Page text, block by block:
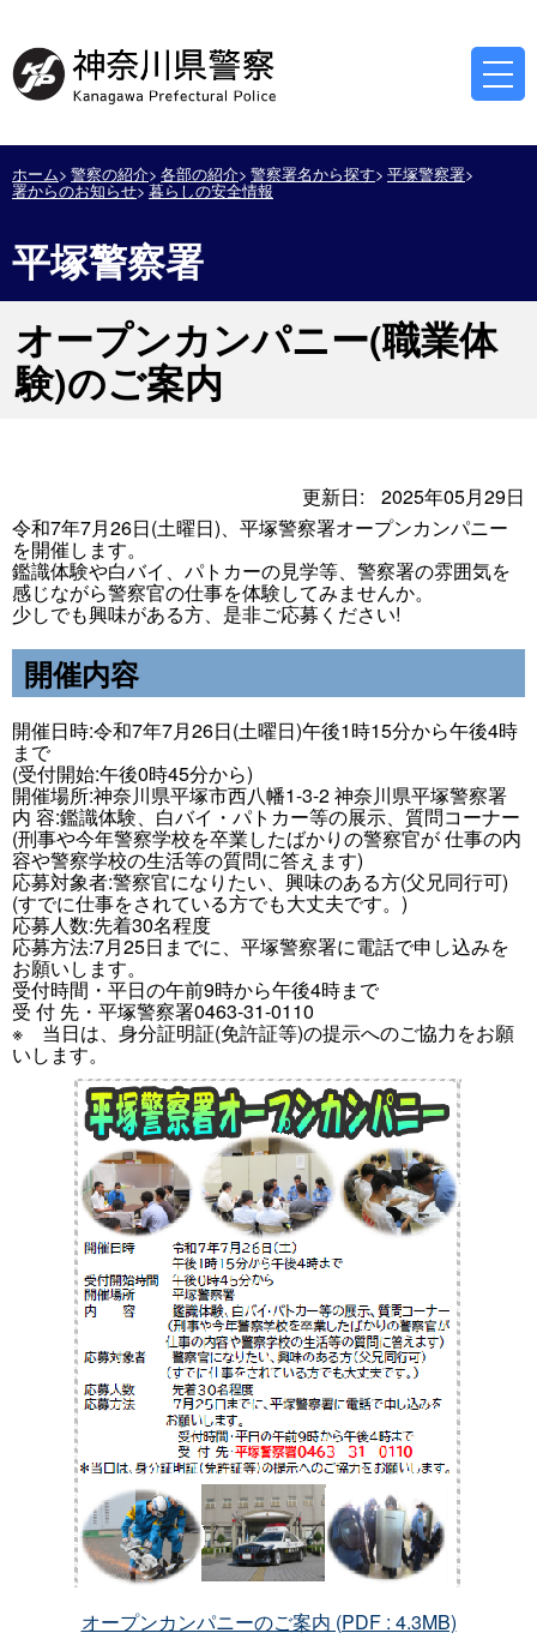
ホーム 警察の紹介 各部の紹介 警察署名から探す 平塚警察署
署からのお知らせ 暮らしの安全情報
平塚警察署
オープンカンパニー(職業体
験)のご案内
更新日:
2025年05月29日
令和7年7月26日(土曜日)、平塚警察署オープンカンパニー
を開催します。
鑑識体験や白バイ、パトカーの見学等、警察署の雰囲気を
感じながら警察官の仕事を体験してみませんか。
少しでも興味がある方、是非ご応募ください!
開催内容
開催日時:令和7年7月26日(土曜日)午後1時15分から午後4時
まで
(受付開始:午後0時45分から)
開催場所:神奈川県平塚市西八幡1-3-2 神奈川県平塚警察署
内 容:鑑識体験、白バイ・パトカー等の展示、質問コーナー
(刑事や今年警察学校を卒業したばかりの警察官が 仕事の内
容や警察学校の生活等の質問に答えます)
応募対象者:警察官になりたい、興味のある方(父兄同行可)
(すでに仕事をされている方でも大丈夫です。)
応募人数:先着30名程度
応募方法:7月25日までに、平塚警察署に電話で申し込みを
お願いします。
受付時間・平日の午前9時から午後4時まで
受 付 先・平塚警察署0463-31-0110
※ 当日は、身分証明証(免許証等)の提示へのご協力をお願
いします。
オープンカンパニーのご案内 (PDF : 4.3MB)